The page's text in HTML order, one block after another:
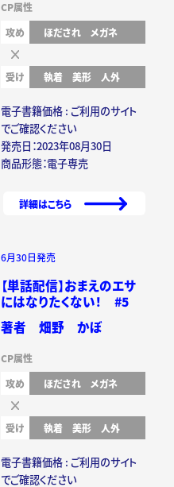
CP属性
攻め
ほだされ メガネ
受け 執着 美形 人外
電子書籍価格 : ご利用のサイト
でご確認ください
発売日：2023年08月30日
商品形態：電子専売
詳細はこちら
6月30日発売
【単話配信】おまえのエサ
にはなりたくない！ #5
著者 畑野 かぼ
CP属性
攻め
ほだされ メガネ
受け 執着 美形 人外
電子書籍価格 : ご利用のサイト
でご確認ください